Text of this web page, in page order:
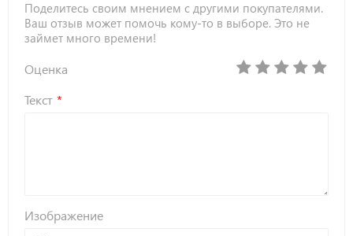
Поделитесь своим мнением с другими покупателями.
Ваш отзыв может помочь кому-то в выборе. Это не
займет много времени!
Оценка
Текст
Изображение